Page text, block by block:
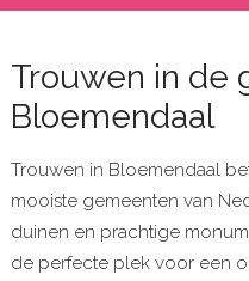
Trouwen in de
Bloemendaal
Trouwen in Bloemendaal
mooiste gemeenten van
duinen en prachtige
de perfecte plek voor een